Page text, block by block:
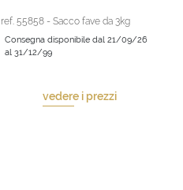
ref. 55858 - Sacco fave da 3kg
Consegna disponibile dal 21/09/26
al 31/12/99
vedere i prezzi